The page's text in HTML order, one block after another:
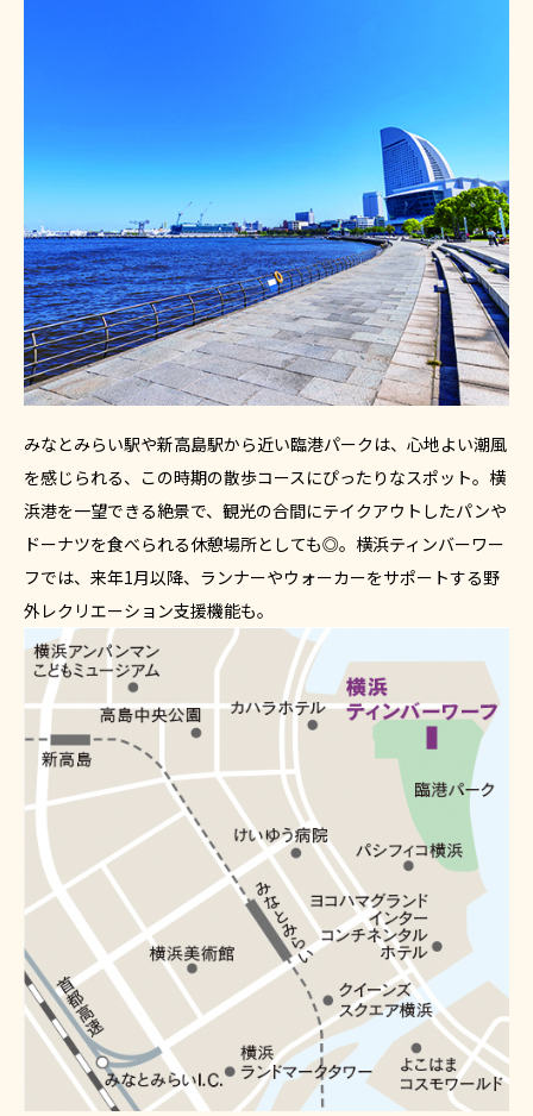
みなとみらい駅や新高島駅から近い臨港パークは、心地よい潮風
を感じられる、この時期の散歩コースにぴったりなスポット。横
浜港を一望できる絶景で、観光の合間にテイクアウトしたパンや
ドーナツを食べられる休憩場所としても◎。横浜ティンバーワー
フでは、来年1月以降、ランナーやウォーカーをサポートする野
外レクリエーション支援機能も。